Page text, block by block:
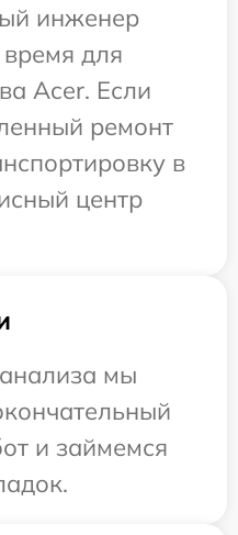
инженер
для
Acer. Если
ремонт
в
центр
мы
и займемся